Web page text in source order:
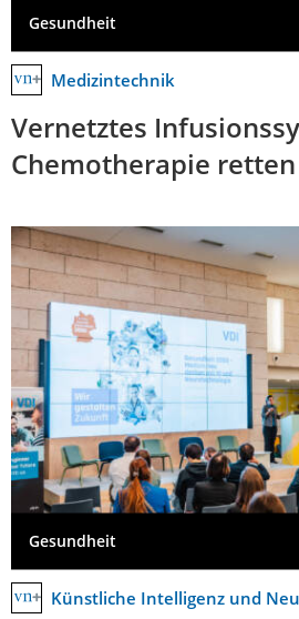
Gesundheit
Medizintechnik
Vernetztes
Chemotherapie retten
Gesundheit
Künstliche Intelligenz und